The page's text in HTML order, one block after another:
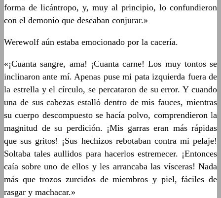
forma de licántropo, y, muy al principio, lo confundieron
con el demonio que deseaban conjurar.»
Werewolf aún estaba emocionado por la cacería.
«¡Cuanta sangre, ama! ¡Cuanta carne! Los muy tontos se
inclinaron ante mí. Apenas puse mi pata izquierda fuera de
la estrella y el círculo, se percataron de su error. Y cuando
una de sus cabezas estalló dentro de mis fauces, mientras
su cuerpo descompuesto se hacía polvo, comprendieron la
magnitud de su perdición. ¡Mis garras eran más rápidas
que sus gritos! ¡Sus hechizos rebotaban contra mi pelaje!
Soltaba tales aullidos para hacerlos estremecer. ¡Entonces
caía sobre uno de ellos y les arrancaba las vísceras! Nada
más que trozos zurcidos de miembros y piel, fáciles de
rasgar y machacar.»